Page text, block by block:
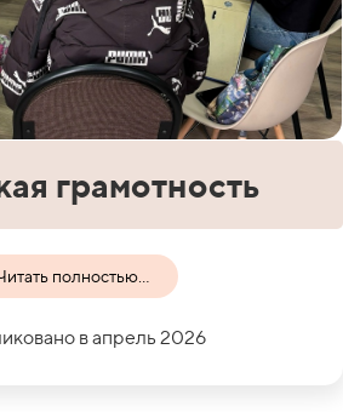
грамотность
полностью...
в апрель 2026